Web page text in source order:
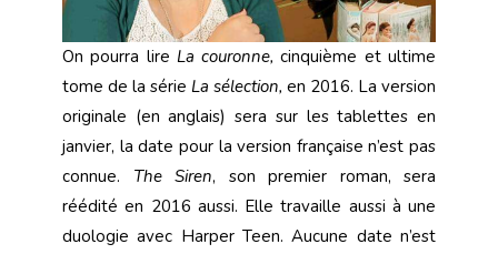
On pourra lire La couronne,cinquième et ultime
tome de la série La sélection, en 2016. La version
originale (en anglais) sera sur les tablettes en
janvier, la date pour la version française n’est pas
connue. The Siren, son premier roman, sera
réédité en 2016 aussi. Elle travaille aussi à une
duologie avec Harper Teen. Aucune date n’est